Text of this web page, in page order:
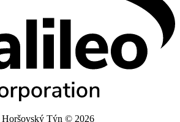
Horšovský Týn © 2026